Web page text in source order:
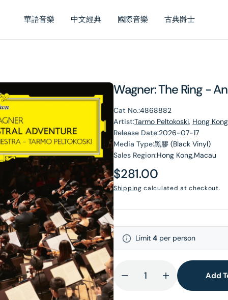
華語音樂 中文經典 國際音樂 古典爵士
Wagner: The Ring -
Cat No.:4868882
Artist:Tarmo Peltokoski, Hong
Release Date:2026-07-17
Media Type:黑膠 (Black Vinyl)
Sales Region:Hong Kong,Macau
Regular
price
$281.00
Shipping calculated at checkout.
Limit 4 per person
Decrease
Increase
quantity
Add